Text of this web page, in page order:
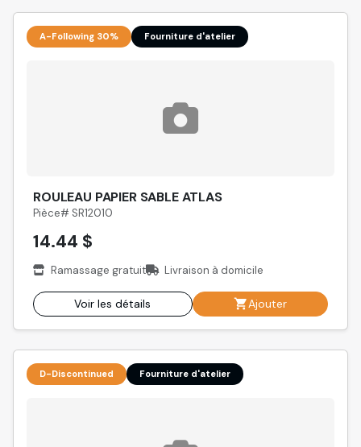
A-Following 30% Fourniture d'atelier
ROULEAU PAPIER SABLE ATLAS
Pièce# SR12010
14.44 $
Ramassage gratuit Livraison à domicile
Voir les détails Ajouter
D-Discontinued Fourniture d'atelier